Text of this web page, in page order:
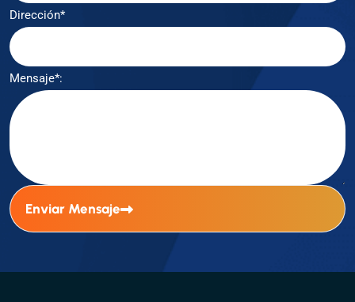
Dirección*
Mensaje*:
Enviar Mensaje